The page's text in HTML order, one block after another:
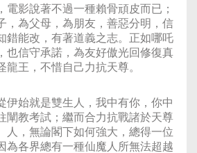
電影說著不過一種賴骨頑皮而已；
，為父母，為朋友，善惡分明，信
錯能改，有著道義之志。正如哪吒
也信守承諾，為友好傲光回修復真
王，不惜自己力抗天尊。
伊始就是雙生人，我中有你，你中
闡教考試；繼而合力抗戰諸於天尊
人，無論閣下如何強大，總得一位
為各界總有一種仙魔人所無法超越